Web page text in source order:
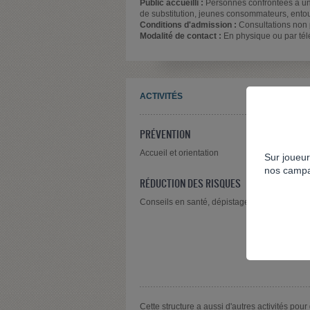
Public accueilli : Personnes confrontées à
de substitution, jeunes consommateurs,
Conditions d'admission : Consultations non
Modalité de contact : En physique ou par
ACTIVITÉS
PRÉVENTION
Accueil et orientation
RÉDUCTION DES RISQUES
Conseils en santé, dépistage
Cette structure a aussi d'autres activités pour
Sur
nos